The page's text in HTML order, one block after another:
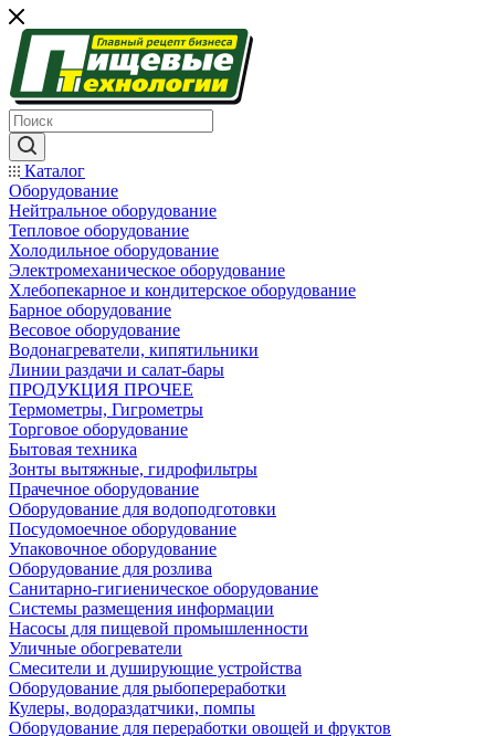
Каталог
Оборудование
Нейтральное оборудование
Тепловое оборудование
Холодильное оборудование
Электромеханическое оборудование
Хлебопекарное и кондитерское оборудование
Барное оборудование
Весовое оборудование
Водонагреватели, кипятильники
Линии раздачи и салат-бары
ПРОДУКЦИЯ ПРОЧЕЕ
Термометры, Гигрометры
Торговое оборудование
Бытовая техника
Зонты вытяжные, гидрофильтры
Прачечное оборудование
Оборудование для водоподготовки
Посудомоечное оборудование
Упаковочное оборудование
Оборудование для розлива
Санитарно-гигиеническое оборудование
Системы размещения информации
Насосы для пищевой промышленности
Уличные обогреватели
Смесители и душирующие устройства
Оборудование для рыбопереработки
Кулеры, водораздатчики, помпы
Оборудование для переработки овощей и фруктов